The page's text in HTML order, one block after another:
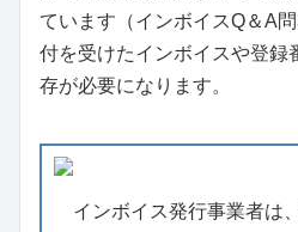
ています（インボイスQ＆A
付を受けたインボイスや登録
存が必要になります。
インボイス発行事業者は